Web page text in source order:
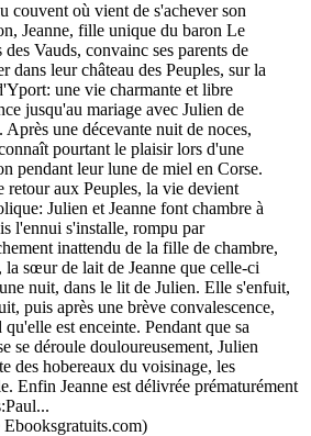
couvent où vient de s'achever son
Jeanne, fille unique du baron Le
des Vauds, convainc ses parents de
dans leur château des Peuples, sur la
une vie charmante et libre
jusqu'au mariage avec Julien de
Après une décevante nuit de noces,
pourtant le plaisir lors d'une
pendant leur lune de miel en Corse.
retour aux Peuples, la vie devient
Julien et Jeanne font chambre à
l'ennui s'installe, rompu par
inattendu de la fille de chambre,
la sœur de lait de Jeanne que celle-ci
nuit, dans le lit de Julien. Elle s'enfuit,
puis après une brève convalescence,
qu'elle est enceinte. Pendant que sa
se déroule douloureusement, Julien
des hobereaux du voisinage, les
Enfin Jeanne est délivrée prématurément
Ebooksgratuits.com)